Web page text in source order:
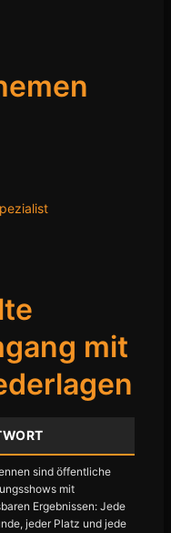
mit
sind öffentliche
mit
Ergebnissen: Jede
jeder Platz und jede